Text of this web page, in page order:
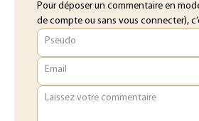
Pour déposer un commentaire en
de compte ou sans vous connecter),
Pseudo
Email
Laissez votre commentaire